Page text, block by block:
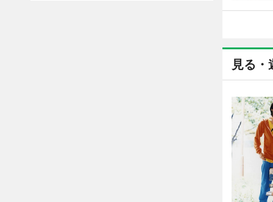
見る・